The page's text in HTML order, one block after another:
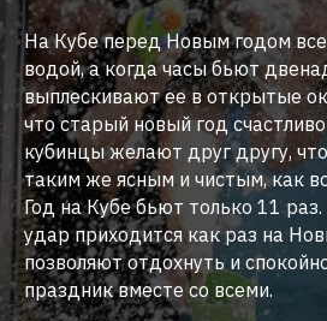
На Кубе перед Новым годом
водой, а когда часы бьют
выплескивают ее в открытые
что старый новый год
кубинцы желают друг другу,
таким же ясным и чистым, как
Год на Кубе бьют только 11
удар приходится как раз на
позволяют отдохнуть и
праздник вместе со всеми.